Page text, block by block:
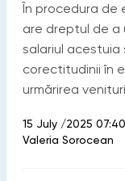
În procedura de
are dreptul de a
salariul acestuia
corectitudinii în
urmărirea
15 July /2025 07:40
Valeria Sorocean